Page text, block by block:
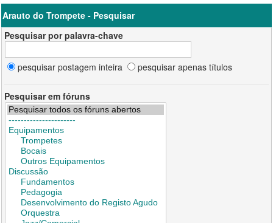
Arauto do Trompete - Pesquisar
Pesquisar por palavra-chave
pesquisar postagem inteira pesquisar apenas títulos
Pesquisar em fóruns